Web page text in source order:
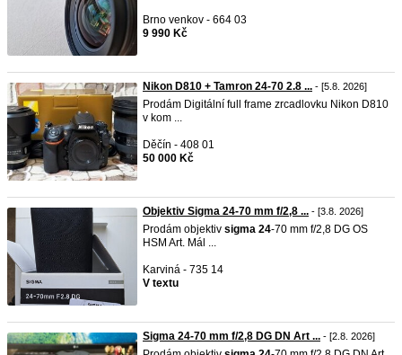
Brno venkov - 664 03
9 990 Kč
Nikon D810 + Tamron 24-70 2.8 ... - [5.8. 2026]
Prodám Digitální full frame zrcadlovku Nikon D810
v kom ...
Děčín - 408 01
50 000 Kč
Objektiv Sigma 24-70 mm f/2,8 ... - [3.8. 2026]
Prodám objektiv sigma 24-70 mm f/2,8 DG OS
HSM Art. Mál ...
Karviná - 735 14
V textu
Sigma 24-70 mm f/2,8 DG DN Art ... - [2.8. 2026]